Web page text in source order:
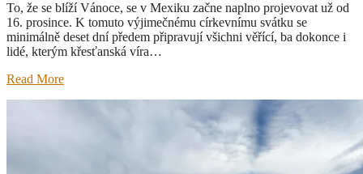
To, že se blíží Vánoce, se v Mexiku začne naplno projevovat už od
16. prosince. K tomuto výjimečnému církevnímu svátku se
minimálně deset dní předem připravují všichni věřící, ba dokonce i
lidé, kterým křesťanská víra…
Read More